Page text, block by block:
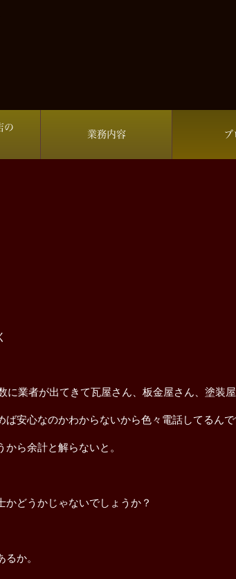
の
業務内容 ブ
業者が出てきて瓦屋さん、板金屋さん、塗装屋
安心なのかわからないから色々電話してるんで
ら余計と解らないと。
どうかじゃないでしょうか？
か。